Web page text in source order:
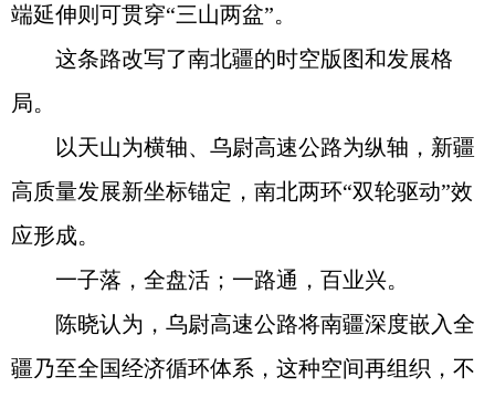
端延伸则可贯穿“三山两盆”。
这条路改写了南北疆的时空版图和发展格
局。
以天山为横轴、乌尉高速公路为纵轴，新疆
高质量发展新坐标锚定，南北两环“双轮驱动”效
应形成。
一子落，全盘活；一路通，百业兴。
陈晓认为，乌尉高速公路将南疆深度嵌入全
疆乃至全国经济循环体系，这种空间再组织，不